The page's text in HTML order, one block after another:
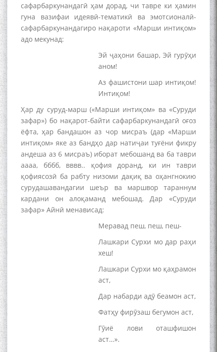
сафарбаркунандагӣ ҳам дорад, чи тавре ки ҳамин
гуна вазифаи идеявӣ-тематикӣ ва эмотсионалӣ-
сафарбаркунандагиро нақароти «Марши интиқом»
адо мекунад:
Эй ҷаҳони башар, Эй гурӯҳи
аном!
Аз фашистони шар интиқом!
Интиқом!
Ҳар ду суруд-марш («Марши интиқом» ва «Суруди
зафар») бо нақарот-байти сафарбаркунандагӣ оғоз
ёфта, ҳар бандашон аз чор мисраъ (дар «Марши
интиқом» яке аз бандҳо дар натиҷаи туғёни фикру
андеша аз 6 мисраъ) иборат мебошанд ва ба таври
аааа, бббб, вввв.. қофия доранд, ки ин таври
қофиясозӣ ба рабту низоми дақиқ ва оҳангнокию
сурудашавандагии шеър ва маршвор тараннум
кардани он алоқаманд мебошад. Дар «Суруди
зафар» Айнӣ менависад:
Меравад пеш, пеш, пеш-
Лашкари Сурхи мо дар раҳи
хеш!
Лашкари Сурхи мо қаҳрамон
аст,
Дар набарди адӯ беамон аст,
Фатҳу фирӯзаш бегумон аст,
Гӯиё лови оташфишон
аст…».